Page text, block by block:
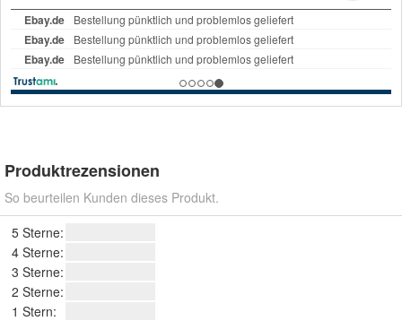
Produktrezensionen
So beurteilen Kunden dieses Produkt.
5 Sterne:
4 Sterne:
3 Sterne:
2 Sterne:
1 Stern: